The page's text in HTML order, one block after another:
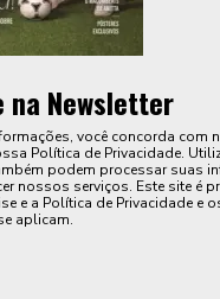
na Newsletter
você concorda com
Política de Privacidade.
podem processar suas
nossos serviços. Este site é
e a Política de Privacidade e
aplicam.